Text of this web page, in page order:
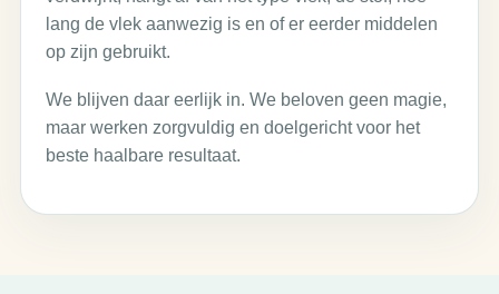
lang de vlek aanwezig is en of er eerder middelen
op zijn gebruikt.
We blijven daar eerlijk in. We beloven geen magie,
maar werken zorgvuldig en doelgericht voor het
beste haalbare resultaat.